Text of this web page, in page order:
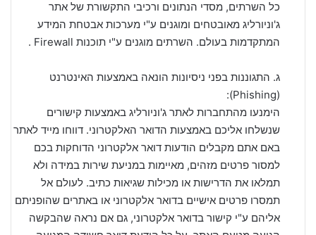
כל השרתים, מסדי הנתונים ורכיבי התקשורת של אתר
ג'וניורליג מאובטחים ומוגנים ע"י מערכות אבטחת המידע
המתקדמות בעולם. השרתים מוגנים ע"י תוכנות Firewall .
ג. התגוננות בפני ניסיונות הונאה באמצעות האינטרנט
(Phishing):
הימנעו מהתחברות לאתר ג'וניורליג באמצעות קישורים
שנשלחו אליכם באמצעות הדואר האלקטרוני. דווחו מייד לאתר
באם אתם מקבלים הודעות דואר אלקטרוני הדוחקות בכם
למסור פרטים מזהים, מאיימות במניעת שירות במידה ולא
תמלאו את הדרישות או מכילות שגיאות כתיב. לעולם אל
תמסרו פרטים אישיים בדואר אלקטרוני או באתרים שהופניתם
אליהם ע"י קישור בדואר אלקטרוני, גם אם נראה שהבקשה